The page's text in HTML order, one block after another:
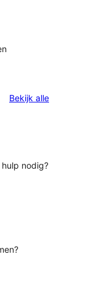
Bekijk alle
nodig?